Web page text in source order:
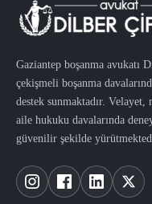
Gaziantep boşanma avukatı
çekişmeli boşanma
destek sunmaktadır.
aile hukuku davalarında
güvenilir şekilde